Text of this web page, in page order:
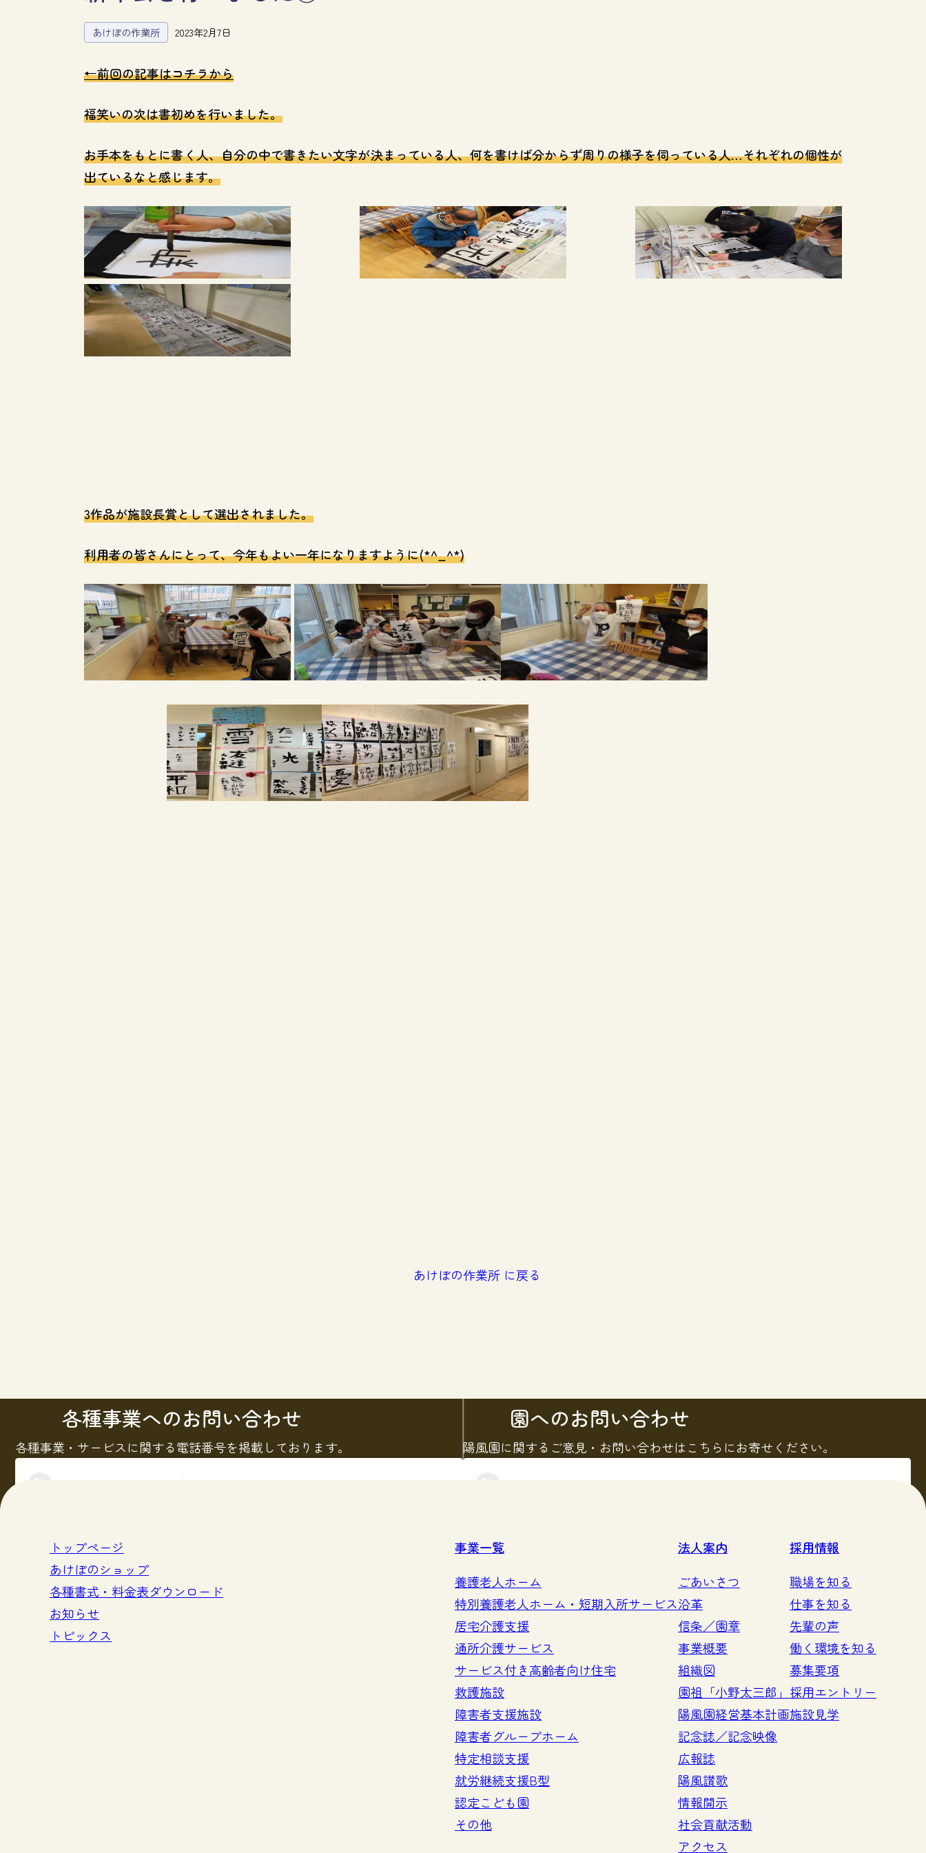
あけぼの作業所 2023年2月7日
←前回の記事はコチラから
福笑いの次は書初めを行いました。
お手本をもとに書く人、自分の中で書きたい文字が決まっている人、何を書けば分からず周りの様子を伺っている人…それぞれの個性が
出ているなと感じます。
3作品が施設長賞として選出されました。
利用者の皆さんにとって、今年もよい一年になりますように(*^_^*)
あけぼの作業所 に戻る
各種事業へのお問い合わせ
各種事業・サービスに関する電話番号を掲載しております。
電話問い合わせ先一覧
園へのお問い合わせ
陽風園に関するご意見・お問い合わせはこちらにお寄せください。
トップページ
あけぼのショップ
各種書式・料金表ダウンロード
お知らせ
トピックス
事業一覧
養護老人ホーム
特別養護老人ホーム・短期入所サービス
居宅介護支援
通所介護サービス
サービス付き高齢者向け住宅
救護施設
障害者支援施設
障害者グループホーム
特定相談支援
就労継続支援B型
認定こども園
その他
法人案内
ごあいさつ
沿革
信条／園章
事業概要
組織図
園祖「小野太三郎」
陽風園経営基本計画
記念誌／記念映像
広報誌
陽風讃歌
情報開示
社会貢献活動
アクセス
採用情報
職場を知る
仕事を知る
先輩の声
働く環境を知る
募集要項
採用エントリー
施設見学